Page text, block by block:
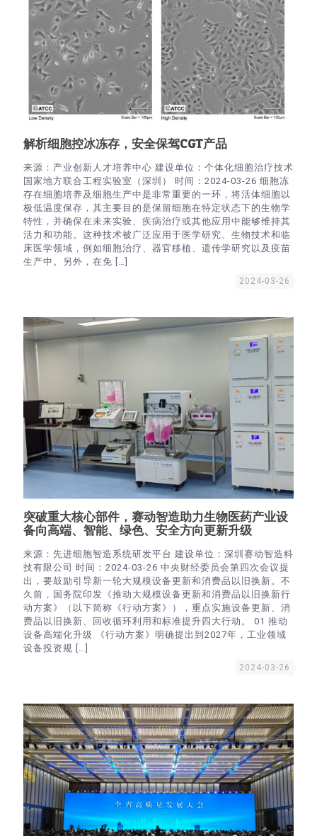
2024-03-26
解析细胞控冰冻存，安全保驾CGT产品
来源：产业创新人才培养中心 建设单位：个体化细胞治疗技术
国家地方联合工程实验室（深圳） 时间：2024-03-26 细胞冻
存在细胞培养及细胞生产中是非常重要的一环，将活体细胞以
极低温度保存，其主要目的是保留细胞在特定状态下的生物学
特性，并确保在未来实验、疾病治疗或其他应用中能够维持其
活力和功能。这种技术被广泛应用于医学研究、生物技术和临
床医学领域，例如细胞治疗、器官移植、遗传学研究以及疫苗
生产中。另外，在免 […]
2024-03-26
突破重大核心部件，赛动智造助力生物医药产业设
备向高端、智能、绿色、安全方向更新升级
来源：先进细胞智造系统研发平台 建设单位：深圳赛动智造科
技有限公司 时间：2024-03-26 中央财经委员会第四次会议提
出，要鼓励引导新一轮大规模设备更新和消费品以旧换新。不
久前，国务院印发《推动大规模设备更新和消费品以旧换新行
动方案》（以下简称《行动方案》），重点实施设备更新、消
费品以旧换新、回收循环利用和标准提升四大行动。 01 推动
设备高端化升级 《行动方案》明确提出到2027年，工业领域
设备投资规 […]